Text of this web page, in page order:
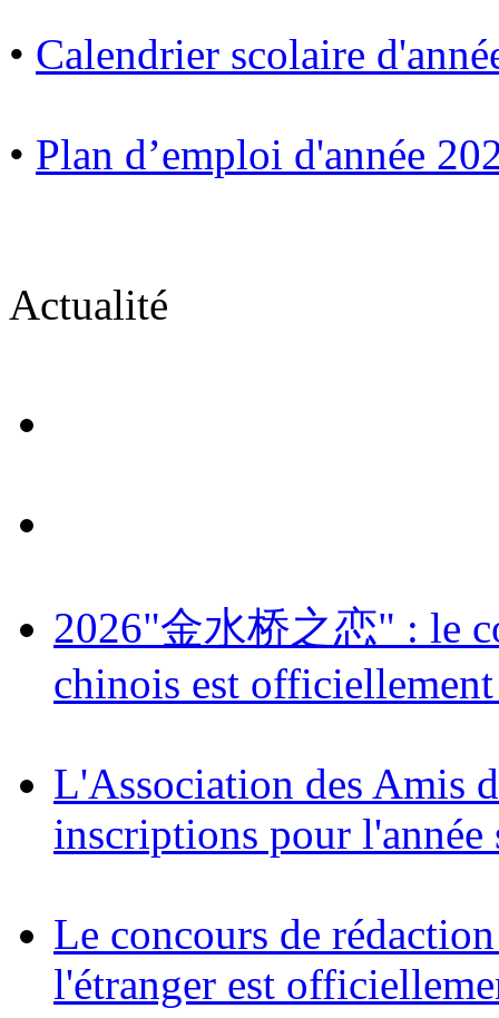
• Calendrier scolaire
• Plan d’emploi d'année
Actualité
2026"金水桥之恋" : le
chinois est
L'Association des Amis
inscriptions pour
Le concours de
l'étranger est